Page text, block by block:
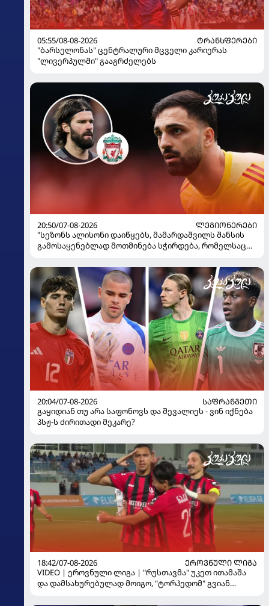
05:55/08-08-2026
ᲢᲠᲐᲜᲡᲤᲔᲠᲔᲑᲘ
"ბარსელონას" ცენტრალური მცველი კარიერას
"ლივერპულში" გააგრძელებს
20:50/07-08-2026
ᲚᲔᲒᲘᲝᲜᲔᲠᲔᲑᲘ
"სეზონს ალისონი დაიწყებს, მამარდაშვილს შანსის
გამოსაყენებლად მოთმინება სჭირდება, რომელსაც
ყოფილმა მეკარემ
20:04/07-08-2026
ᲡᲐᲤᲠᲐᲜᲒᲔᲗᲘ
გაყიდიან თუ არა საფონოვს და შევალიეს - ვინ იქნება
პსჟ-ს ძირითადი მეკარე?
18:42/07-08-2026
ᲔᲠᲝᲕᲜᲣᲚᲘ ᲚᲘᲒᲐ
VIDEO | ეროვნული ლიგა | "რუსთავმა" უკეთ ითამაშა
და დამსახურებულად მოიგო, "ტორპედომ" გვიან